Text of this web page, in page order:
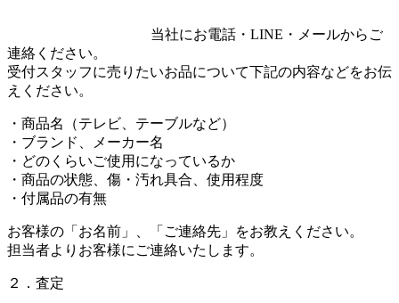
当社にお電話・LINE・メールからご
連絡ください。
受付スタッフに売りたいお品について下記の内容などをお伝
えください。
・商品名（テレビ、テーブルなど）
・ブランド、メーカー名
・どのくらいご使用になっているか
・商品の状態、傷・汚れ具合、使用程度
・付属品の有無
お客様の「お名前」、「ご連絡先」をお教えください。
担当者よりお客様にご連絡いたします。
２．査定